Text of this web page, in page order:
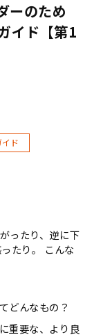
ーのため
イド【第1
ド
ったり、逆に下
たり。 こんな
どんなもの？
重要な、より良